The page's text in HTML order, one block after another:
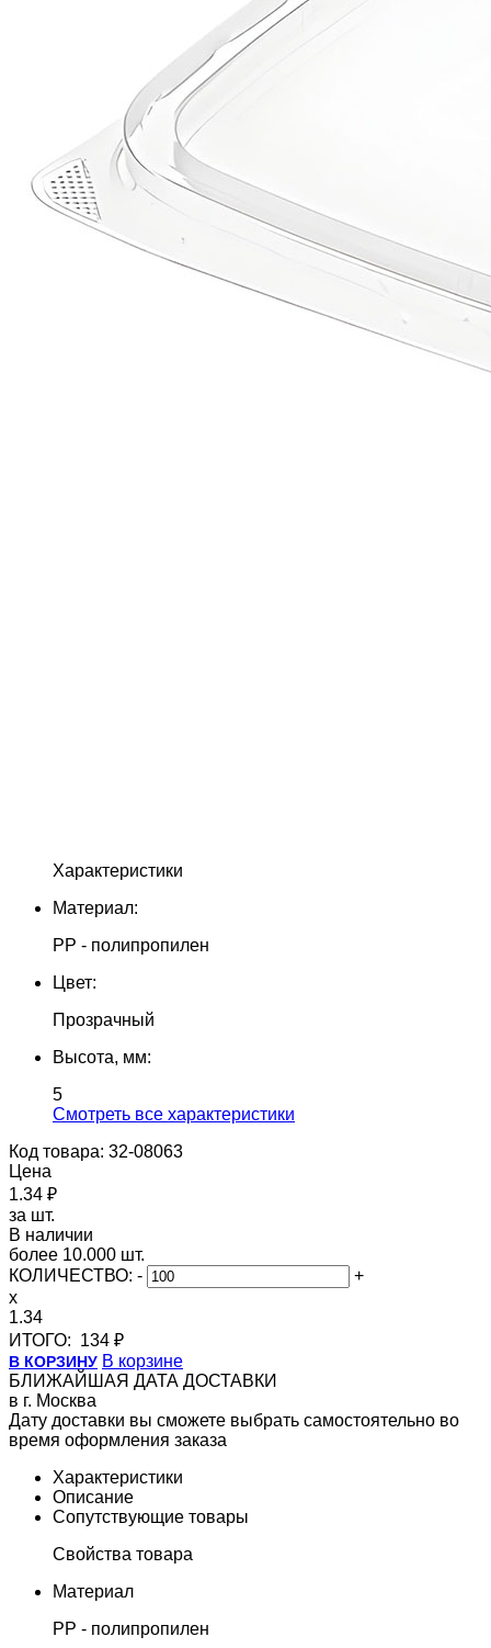
Характеристики
Материал:
PP - полипропилен
Цвет:
Прозрачный
Высота, мм:
5
Cмотреть все характеристики
Код товара: 32-08063
Цена
1.34 ₽
за шт.
В наличии
более 10.000 шт.
КОЛИЧЕСТВО: -
+
x
1.34
ИТОГО: 134 ₽
В КОРЗИНУ В корзине
БЛИЖАЙШАЯ ДАТА ДОСТАВКИ
в г. Москва
Дату доставки вы сможете выбрать самостоятельно во
время оформления заказа
Характеристики
Описание
Сопутствующие товары
Свойства товара
Материал
PP - полипропилен